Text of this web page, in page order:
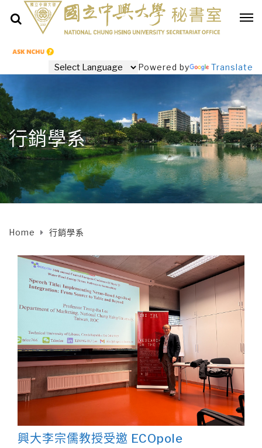
Powered by Translate
行銷學系
Home 行銷學系
興大李宗儒教授受邀 ECOpole